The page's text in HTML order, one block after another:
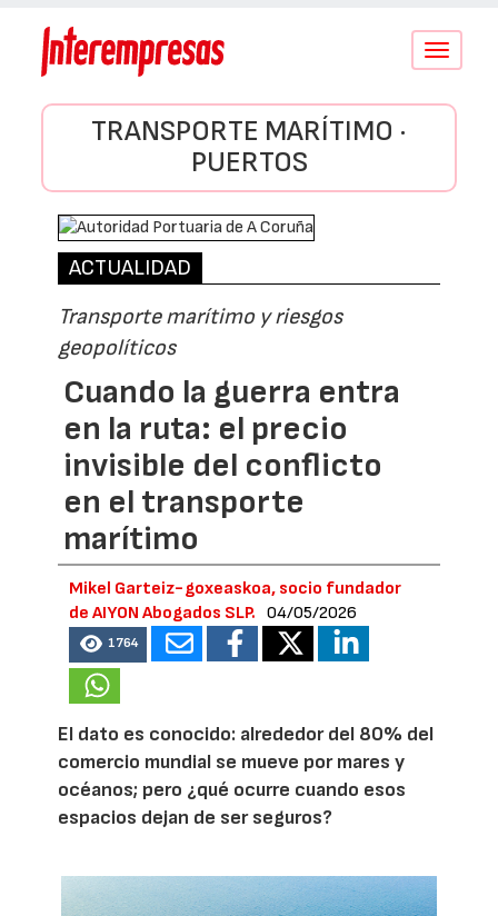
Conmutar
TRANSPORTE MARÍTIMO ·
PUERTOS
ACTUALIDAD
Transporte marítimo y riesgos
geopolíticos
Cuando la guerra entra
en la ruta: el precio
invisible del conflicto
en el transporte
marítimo
Mikel Garteiz-goxeaskoa, socio fundador
de AIYON Abogados SLP.
04/05/2026
1764
El dato es conocido: alrededor del 80% del
comercio mundial se mueve por mares y
océanos; pero ¿qué ocurre cuando esos
espacios dejan de ser seguros?